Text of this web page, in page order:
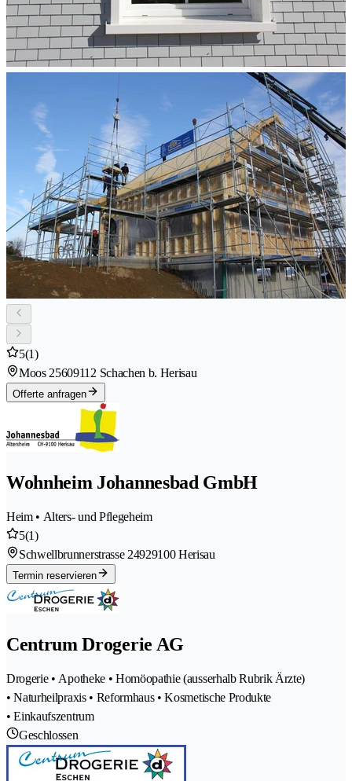
5(1)
Moos 25609112 Schachen b. Herisau
Offerte anfragen
Wohnheim Johannesbad GmbH
Heim • Alters- und Pflegeheim
5(1)
Schwellbrunnerstrasse 24929100 Herisau
Termin reservieren
Centrum Drogerie AG
Drogerie • Apotheke • Homöopathie (ausserhalb Rubrik Ärzte)
• Naturheilpraxis • Reformhaus • Kosmetische Produkte
• Einkaufszentrum
Geschlossen